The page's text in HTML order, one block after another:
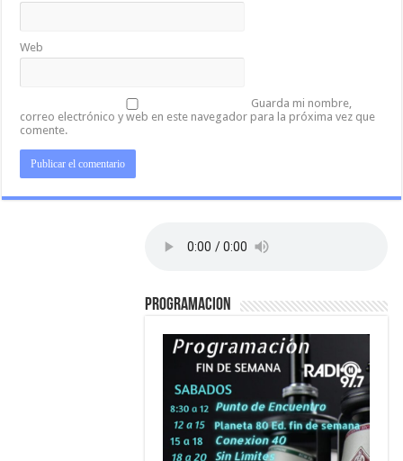
Web
Guarda mi nombre,
correo electrónico y web en este navegador para la próxima vez que
comente.
PROGRAMACION